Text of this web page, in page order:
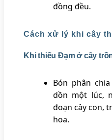
đồng đều.
Cách xử lý khi cây
Khi thiếu Đạm ở cây
Bón phân
dồn một lúc,
đoạn cây con,
hoa.